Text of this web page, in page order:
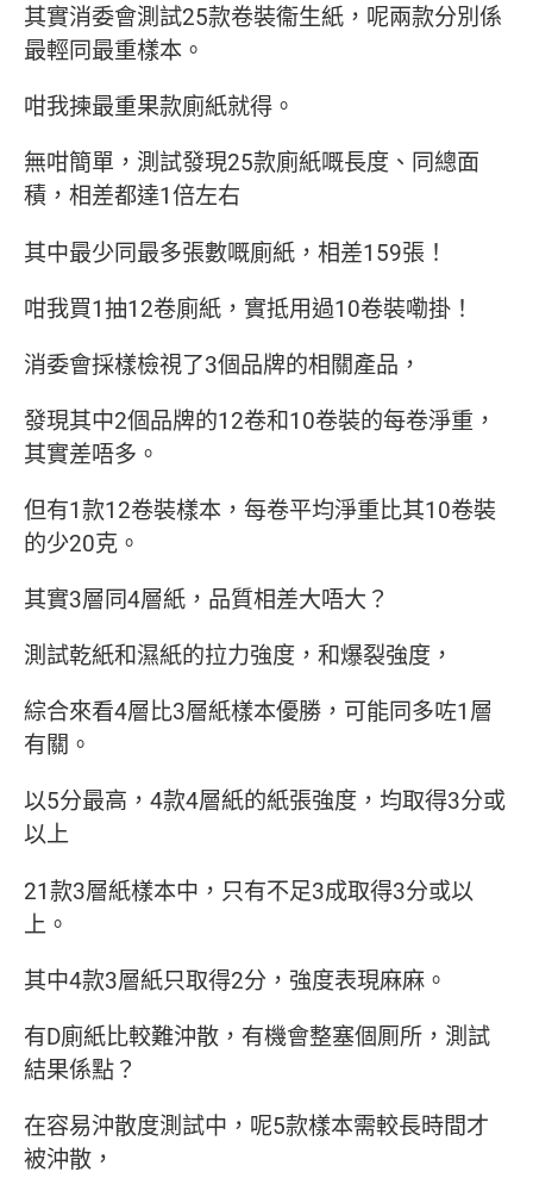
其實消委會測試25款卷裝衞生紙，呢兩款分別係
最輕同最重樣本。
咁我揀最重果款廁紙就得。
無咁簡單，測試發現25款廁紙嘅長度、同總面
積，相差都達1倍左右
其中最少同最多張數嘅廁紙，相差159張！
咁我買1抽12卷廁紙，實抵用過10卷裝嘞掛！
消委會採樣檢視了3個品牌的相關產品，
發現其中2個品牌的12卷和10卷裝的每卷淨重，
其實差唔多。
但有1款12卷裝樣本，每卷平均淨重比其10卷裝
的少20克。
其實3層同4層紙，品質相差大唔大？
測試乾紙和濕紙的拉力強度，和爆裂強度，
綜合來看4層比3層紙樣本優勝，可能同多咗1層
有關。
以5分最高，4款4層紙的紙張強度，均取得3分或
以上
21款3層紙樣本中，只有不足3成取得3分或以
上。
其中4款3層紙只取得2分，強度表現麻麻。
有D廁紙比較難沖散，有機會整塞個厠所，測試
結果係點？
在容易沖散度測試中，呢5款樣本需較長時間才
被沖散，